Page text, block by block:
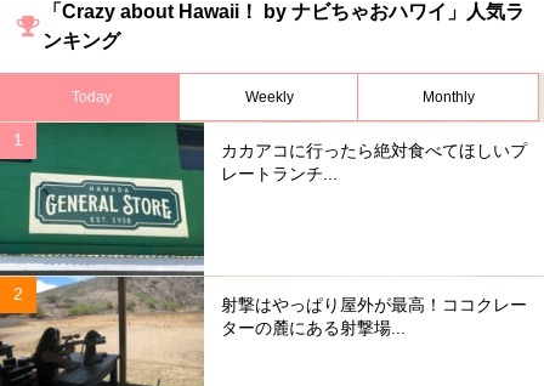
「Crazy about Hawaii！ by ナビちゃおハワイ」人気ラ
ンキング
Today Weekly Monthly
カカアコに行ったら絶対食べてほしいプ
レートランチ...
射撃はやっぱり屋外が最高！ココクレー
ターの麓にある射撃場...